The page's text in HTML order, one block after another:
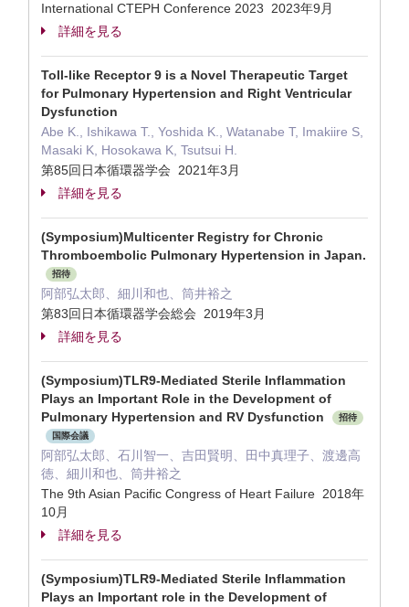
International CTEPH Conference 2023 2023年9月
詳細を見る
Toll-like Receptor 9 is a Novel Therapeutic Target
for Pulmonary Hypertension and Right Ventricular
Dysfunction
Abe K., Ishikawa T., Yoshida K., Watanabe T, Imakiire S,
Masaki K, Hosokawa K, Tsutsui H.
第85回日本循環器学会 2021年3月
詳細を見る
(Symposium)Multicenter Registry for Chronic
Thromboembolic Pulmonary Hypertension in Japan.
招待
阿部弘太郎、細川和也、筒井裕之
第83回日本循環器学会総会 2019年3月
詳細を見る
(Symposium)TLR9-Mediated Sterile Inflammation
Plays an Important Role in the Development of
Pulmonary Hypertension and RV Dysfunction
招待
国際会議
阿部弘太郎、石川智一、吉田賢明、田中真理子、渡邊高
徳、細川和也、筒井裕之
The 9th Asian Pacific Congress of Heart Failure 2018年
10月
詳細を見る
(Symposium)TLR9-Mediated Sterile Inflammation
Plays an Important role in the Development of